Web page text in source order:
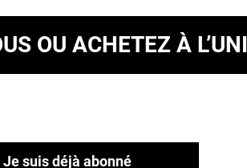
OU ACHETEZ À
Je suis déjà abonné